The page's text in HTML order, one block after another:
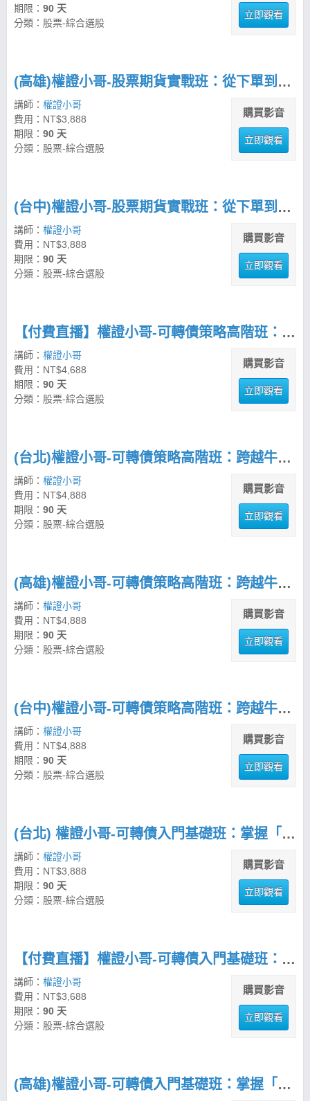
期限： 90 天
分類：股票-綜合選股
立即觀看
(高雄)權證小哥-股票期貨實戰班：從下單到多空佈局全攻略
講師： 權證小哥
費用：NT$3,888
期限： 90 天
分類：股票-綜合選股
購買影音
立即觀看
(台中)權證小哥-股票期貨實戰班：從下單到多空佈局全攻略
講師： 權證小哥
費用：NT$3,888
期限： 90 天
分類：股票-綜合選股
購買影音
立即觀看
【付費直播】權證小哥-可轉債策略高階班：跨越牛熊的進階實戰交易術
講師： 權證小哥
費用：NT$4,688
期限： 90 天
分類：股票-綜合選股
購買影音
立即觀看
(台北)權證小哥-可轉債策略高階班：跨越牛熊的進階實戰交易術
講師： 權證小哥
費用：NT$4,888
期限： 90 天
分類：股票-綜合選股
購買影音
立即觀看
(高雄)權證小哥-可轉債策略高階班：跨越牛熊的進階實戰交易術
講師： 權證小哥
費用：NT$4,888
期限： 90 天
分類：股票-綜合選股
購買影音
立即觀看
(台中)權證小哥-可轉債策略高階班：跨越牛熊的進階實戰交易術
講師： 權證小哥
費用：NT$4,888
期限： 90 天
分類：股票-綜合選股
購買影音
立即觀看
(台北) 權證小哥-可轉債入門基礎班：掌握「進可攻、退可守」的五部曲佈局法
講師： 權證小哥
費用：NT$3,888
期限： 90 天
分類：股票-綜合選股
購買影音
立即觀看
【付費直播】權證小哥-可轉債入門基礎班：掌握「進可攻、退可守」的五部曲佈局法
講師： 權證小哥
費用：NT$3,688
期限： 90 天
分類：股票-綜合選股
購買影音
立即觀看
(高雄)權證小哥-可轉債入門基礎班：掌握「進可攻、退可守」的五部曲佈局法